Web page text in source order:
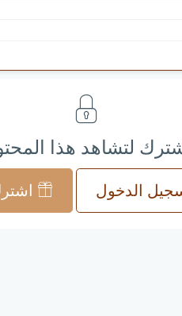
لتشاهد هذا
الدخول